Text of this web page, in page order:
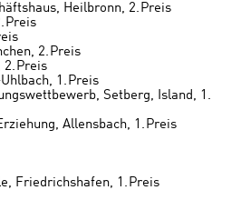
Heilbronn, 2. Preis
Preis
2. Preis
Preis
1. Preis
Setberg, Island, 1.
Allensbach, 1. Preis
Friedrichshafen, 1. Preis